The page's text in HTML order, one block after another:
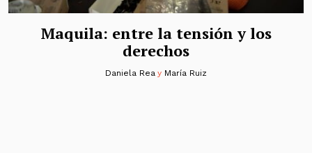
Maquila: entre la tensión y los
derechos
Daniela Reay María Ruiz